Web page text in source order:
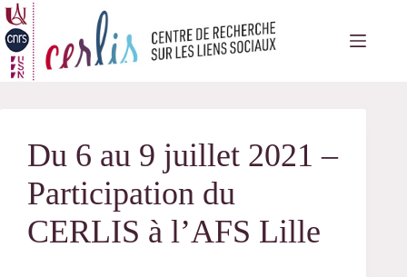
Passer
au
contenu
Du 6 au 9 juillet 2021 –
Participation du
CERLIS à l’AFS Lille